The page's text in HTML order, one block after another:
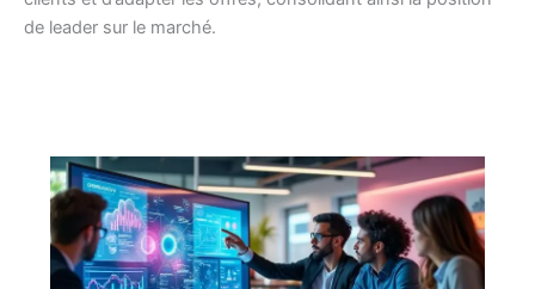
de leader sur le marché.